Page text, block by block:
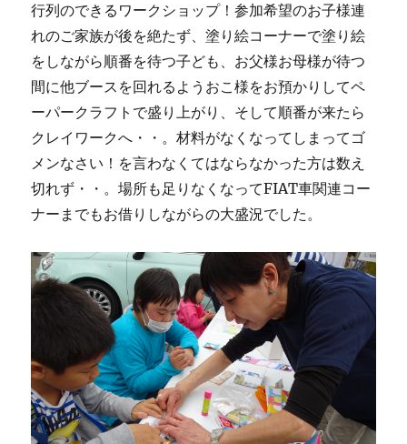
行列のできるワークショップ！参加希望のお子様連
れのご家族が後を絶たず、塗り絵コーナーで塗り絵
をしながら順番を待つ子ども、お父様お母様が待つ
間に他ブースを回れるようおこ様をお預かりしてペ
ーパークラフトで盛り上がり、そして順番が来たら
クレイワークへ・・。材料がなくなってしまってゴ
メンなさい！を言わなくてはならなかった方は数え
切れず・・。場所も足りなくなってFIAT車関連コー
ナーまでもお借りしながらの大盛況でした。